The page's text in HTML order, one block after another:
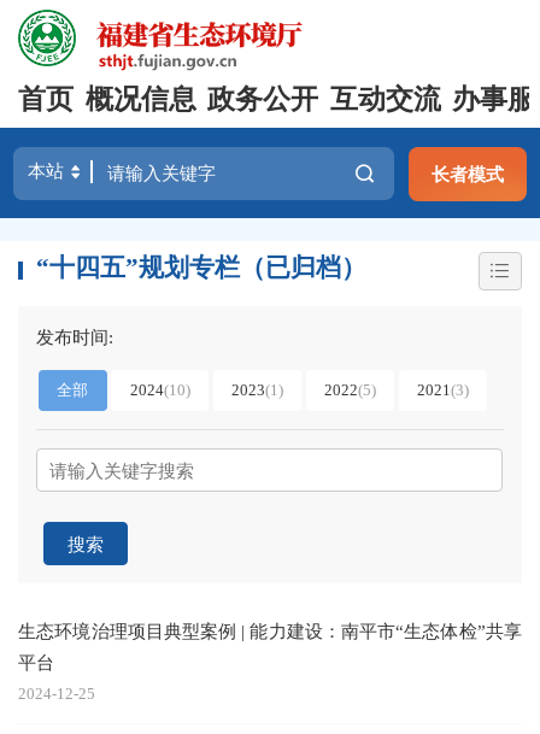
首页 概况信息 政务公开 互动交流 办事
长者模式
“十四五”规划专栏（已归档）
发布时间:
全部 2024(10) 2023(1) 2022(5) 2021(3)
搜索
生态环境治理项目典型案例 | 能力建设：南平市“生态体检”共享
平台
2024-12-25